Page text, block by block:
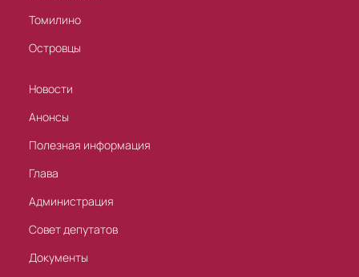
Томилино
Островцы
Новости
Анонсы
Полезная информация
Глава
Администрация
Совет депутатов
Документы